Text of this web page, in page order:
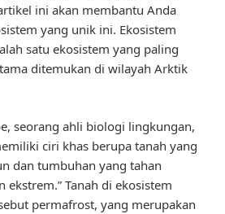
ini akan membantu Anda
yang unik ini. Ekosistem
satu ekosistem yang paling
ditemukan di wilayah Arktik
seorang ahli biologi lingkungan,
ciri khas berupa tanah yang
dan tumbuhan yang tahan
Tanah di ekosistem
permafrost, yang merupakan